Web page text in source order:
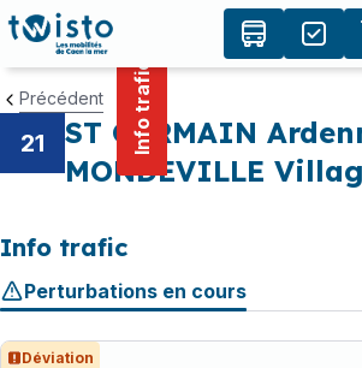
principal
Info trafic
Précédent
21
ST GERMAIN
MONDEVILLE
Info trafic
Perturbations en cours
Déviation
Panneau de gestion des cookies